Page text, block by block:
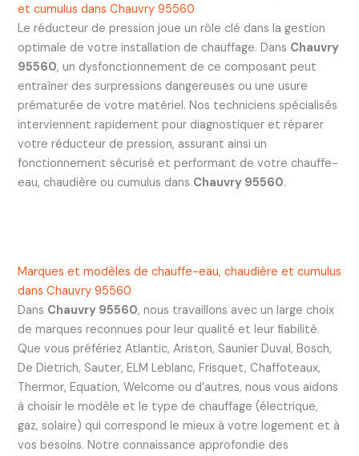
et cumulus dans Chauvry 95560
Le réducteur de pression joue un rôle clé dans la gestion
optimale de votre installation de chauffage. Dans Chauvry
95560, un dysfonctionnement de ce composant peut
entraîner des surpressions dangereuses ou une usure
prématurée de votre matériel. Nos techniciens spécialisés
interviennent rapidement pour diagnostiquer et réparer
votre réducteur de pression, assurant ainsi un
fonctionnement sécurisé et performant de votre chauffe-
eau, chaudière ou cumulus dans Chauvry 95560.
Marques et modèles de chauffe-eau, chaudière et cumulus
dans Chauvry 95560
Dans Chauvry 95560, nous travaillons avec un large choix
de marques reconnues pour leur qualité et leur fiabilité.
Que vous préfériez Atlantic, Ariston, Saunier Duval, Bosch,
De Dietrich, Sauter, ELM Leblanc, Frisquet, Chaffoteaux,
Thermor, Equation, Welcome ou d’autres, nous vous aidons
à choisir le modèle et le type de chauffage (électrique,
gaz, solaire) qui correspond le mieux à votre logement et à
vos besoins. Notre connaissance approfondie des